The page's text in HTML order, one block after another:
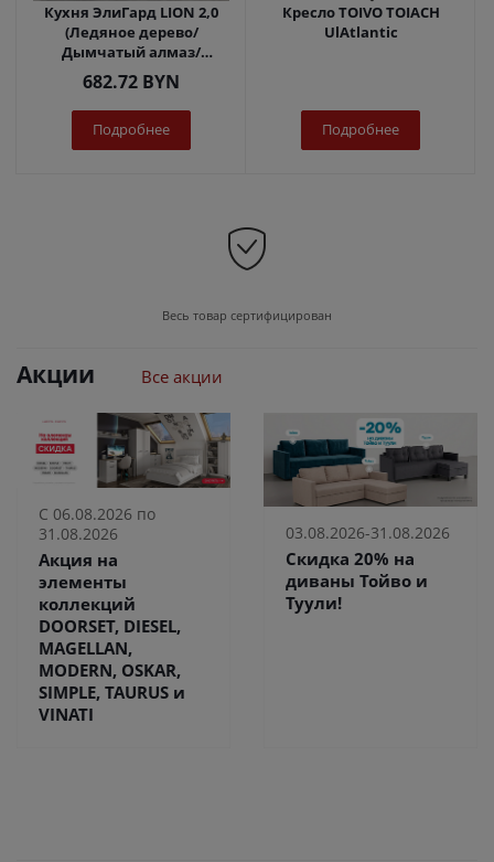
Кухня ЭлиГард LION 2,0
(Ледяное дерево/
Дымчатый алмаз/
Королевский опал)
682.72 BYN
Подробнее
Кресло TOIVO TOIACH
UlAtlantic
Подробнее
Весь товар сертифицирован
Акции Все акции
С 06.08.2026 по
31.08.2026
Акция на
элементы
коллекций
DOORSET, DIESEL,
MAGELLAN,
MODERN, OSKAR,
SIMPLE, TAURUS и
VINATI
03.08.2026-31.08.2026
Скидка 20% на
диваны Тойво и
Туули!